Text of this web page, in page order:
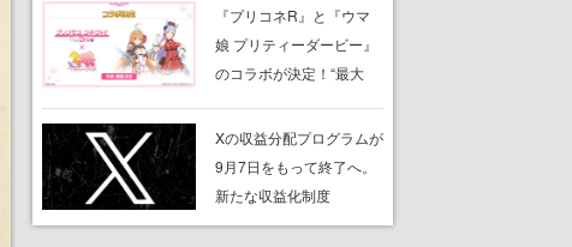
『プリコネR』と『ウマ
娘 プリティーダービー』
のコラボが決定！“最大
ンペーンなども発表
Xの収益分配プログラムが
9月7日をもって終了へ。
新たな収益化制度
「Original Content